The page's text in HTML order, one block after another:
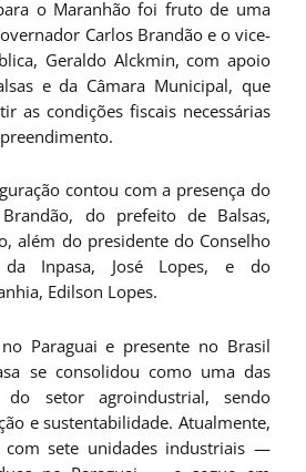
o Maranhão foi fruto de uma
Carlos Brandão e o vice-
Geraldo Alckmin, com apoio
e da Câmara Municipal, que
as condições fiscais necessárias
contou com a presença do
do prefeito de Balsas,
além do presidente do Conselho
da Inpasa, José Lopes, e do
Edilson Lopes.
Paraguai e presente no Brasil
se consolidou como uma das
do setor agroindustrial, sendo
e sustentabilidade. Atualmente,
com sete unidades industriais —